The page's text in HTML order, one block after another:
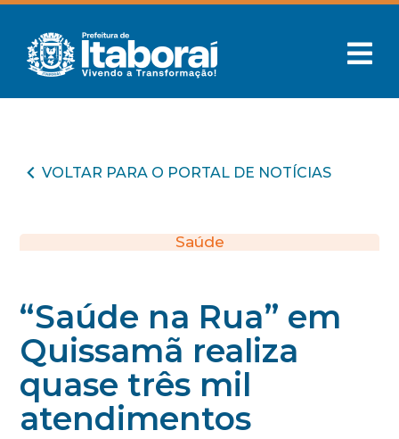
VOLTAR PARA O PORTAL DE NOTÍCIAS
Saúde
“Saúde na Rua” em
Quissamã realiza
quase três mil
atendimentos